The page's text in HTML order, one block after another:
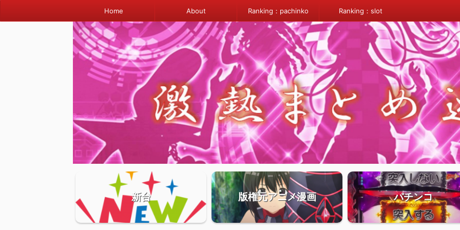
Home About Ranking：pachinko Ranking：slot
新台 版権元アニメ漫画 パチンコ